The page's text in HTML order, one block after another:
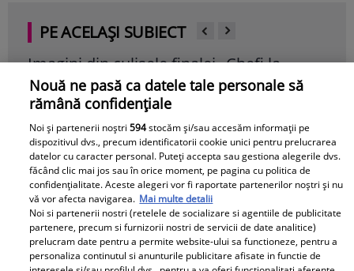
PE ACELAȘI SUBIECT
Imagini din culisele finalei „Chefi la
cuțite”, sezonul 17. Cum au fost surprinși
Pita Said și Radu Beleț
Citește mai multe
castigatoare
chef sorin bontea
chefi la cutite
Nouă ne pasă ca datele tale personale să
rămână confidențiale
Noi și partenerii noștri594stocăm și/sau accesăm informații pe
dispozitivul dvs., precum identificatorii cookie unici pentru prelucrarea
datelor cu caracter personal. Puteți accepta sau gestiona alegerile dvs.
făcând clic mai jos sau în orice moment, pe pagina cu politica de
confidențialitate. Aceste alegeri vor fi raportate partenerilor noștri și nu
vă vor afecta navigarea. Mai multe detalii
Noi si partenerii nostri (retelele de socializare si agentiile de publicitate
partenere, precum si furnizorii nostri de servicii de date analitice)
prelucram date pentru a permite website-ului sa functioneze, pentru a
personaliza continutul si anunturile publicitare afisate in functie de